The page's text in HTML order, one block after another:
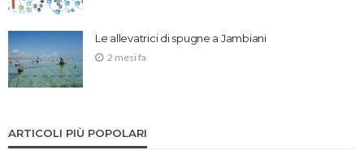
Le allevatrici di spugne a Jambiani
2 mesi fa
ARTICOLI PIÙ POPOLARI